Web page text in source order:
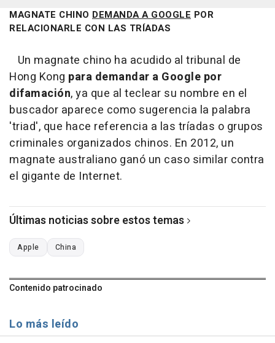
MAGNATE CHINO DEMANDA A GOOGLE POR
RELACIONARLE CON LAS TRÍADAS
Un magnate chino ha acudido al tribunal de
Hong Kong para demandar a Google por
difamación, ya que al teclear su nombre en el
buscador aparece como sugerencia la palabra
'triad', que hace referencia a las tríadas o grupos
criminales organizados chinos. En 2012, un
magnate australiano ganó un caso similar contra
el gigante de Internet.
Últimas noticias sobre estos temas
Apple China
Contenido patrocinado
Lo más leído